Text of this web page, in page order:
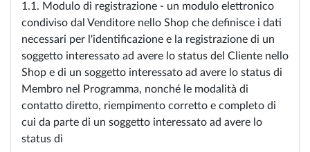
1.1. Modulo di registrazione - un modulo elettronico
condiviso dal Venditore nello Shop che definisce i dati
necessari per l'identificazione e la registrazione di un
soggetto interessato ad avere lo status del Cliente nello
Shop e di un soggetto interessato ad avere lo status di
Membro nel Programma, nonché le modalità di
contatto diretto, riempimento corretto e completo di
cui da parte di un soggetto interessato ad avere lo
status di